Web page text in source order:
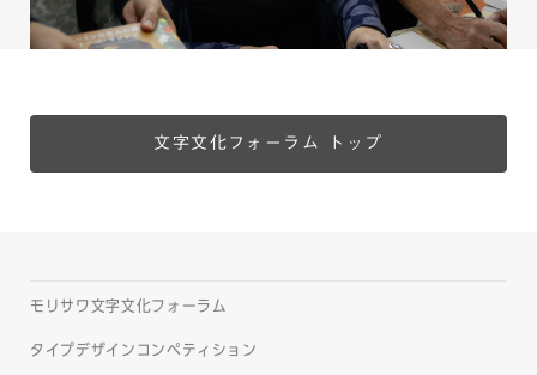
文字文化フォーラム トップ
モリサワ文字文化フォーラム
タイプデザインコンペティション